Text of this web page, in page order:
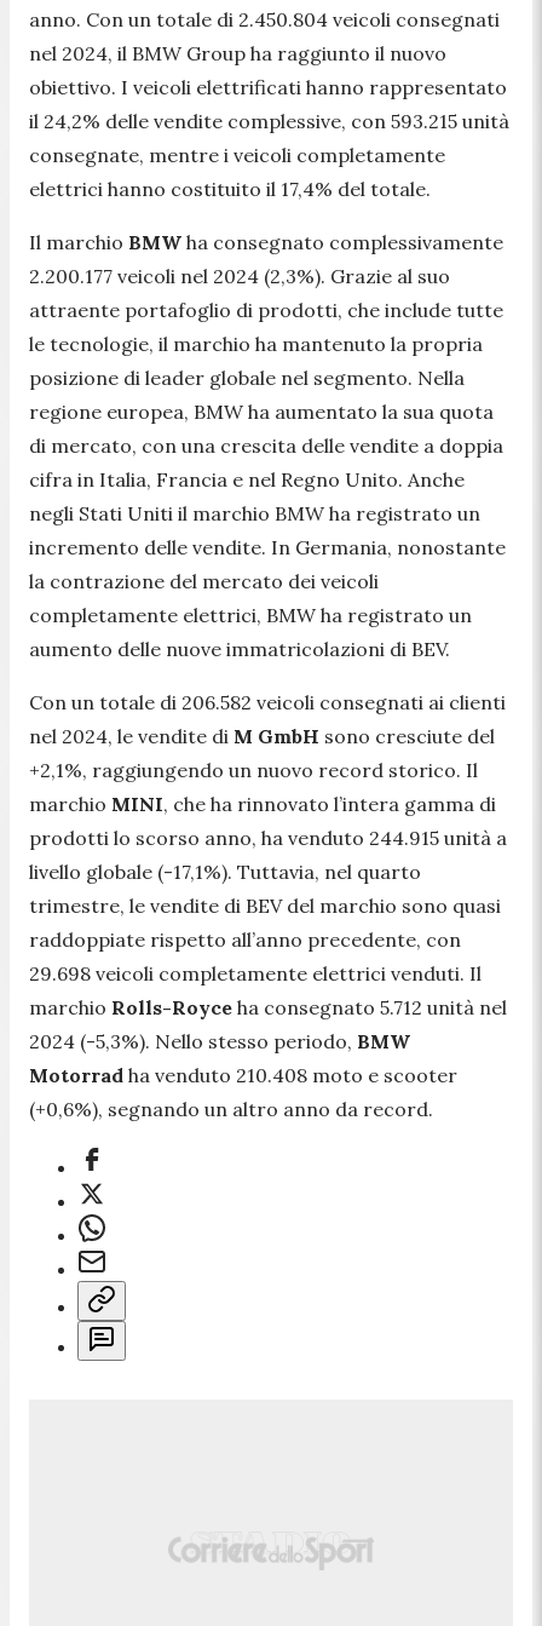
anno. Con un totale di 2.450.804 veicoli consegnati
nel 2024, il BMW Group ha raggiunto il nuovo
obiettivo. I veicoli elettrificati hanno rappresentato
il 24,2% delle vendite complessive, con 593.215 unità
consegnate, mentre i veicoli completamente
elettrici hanno costituito il 17,4% del totale.
Il marchio BMW ha consegnato complessivamente
2.200.177 veicoli nel 2024 (2,3%). Grazie al suo
attraente portafoglio di prodotti, che include tutte
le tecnologie, il marchio ha mantenuto la propria
posizione di leader globale nel segmento. Nella
regione europea, BMW ha aumentato la sua quota
di mercato, con una crescita delle vendite a doppia
cifra in Italia, Francia e nel Regno Unito. Anche
negli Stati Uniti il marchio BMW ha registrato un
incremento delle vendite. In Germania, nonostante
la contrazione del mercato dei veicoli
completamente elettrici, BMW ha registrato un
aumento delle nuove immatricolazioni di BEV.
Con un totale di 206.582 veicoli consegnati ai clienti
nel 2024, le vendite di M GmbH sono cresciute del
+2,1%, raggiungendo un nuovo record storico. Il
marchio MINI, che ha rinnovato l’intera gamma di
prodotti lo scorso anno, ha venduto 244.915 unità a
livello globale (-17,1%). Tuttavia, nel quarto
trimestre, le vendite di BEV del marchio sono quasi
raddoppiate rispetto all’anno precedente, con
29.698 veicoli completamente elettrici venduti. Il
marchio Rolls-Royce ha consegnato 5.712 unità nel
2024 (-5,3%). Nello stesso periodo, BMW
Motorrad ha venduto 210.408 moto e scooter
(+0,6%), segnando un altro anno da record.